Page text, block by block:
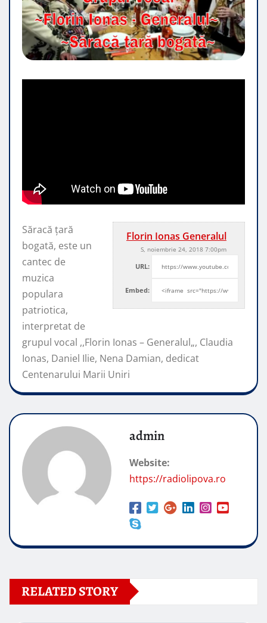
Florin Ionas Generalul
S, noiembrie 24, 2018 7:00pm
URL:
Embed:
Săracă ţară
bogată, este un
cantec de
muzica
populara
patriotica,
interpretat de
grupul vocal ,,Florin Ionas – Generalul„, Claudia
Ionas, Daniel Ilie, Nena Damian, dedicat
Centenarului Marii Uniri
admin
Website:
https://radiolipova.ro
RELATED STORY